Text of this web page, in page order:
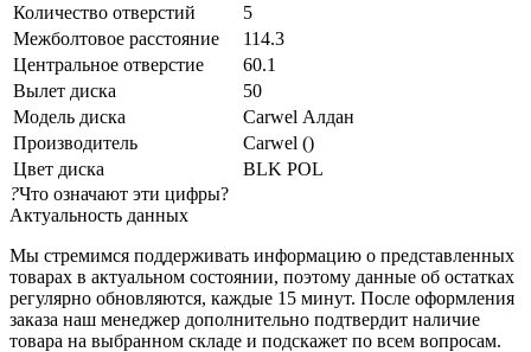
Количество отверстий
5
Межболтовое расстояние
114.3
Центральное отверстие
60.1
Вылет диска
50
Модель диска
Carwel Алдан
Производитель
Carwel ()
Цвет диска
BLK POL
?Что означают эти цифры?
Актуальность данных
Мы стремимся поддерживать информацию о представленных
товарах в актуальном состоянии, поэтому данные об остатках
регулярно обновляются, каждые 15 минут. После оформления
заказа наш менеджер дополнительно подтвердит наличие
товара на выбранном складе и подскажет по всем вопросам.